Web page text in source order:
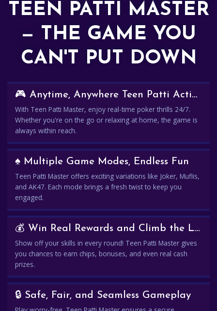
TEEN PATTI MASTER
— THE GAME YOU
CAN'T PUT DOWN
🎮 Anytime, Anywhere Teen Patti Action
With Teen Patti Master, enjoy real-time poker thrills 24/7.
Whether you're on the go or relaxing at home, the game is
always within reach.
♠️ Multiple Game Modes, Endless Fun
Teen Patti Master offers exciting variations like Joker, Muflis,
and AK47. Each mode brings a fresh twist to keep you
engaged.
💰 Win Real Rewards and Climb the Leaderboard
Show off your skills in every round! Teen Patti Master gives
you chances to earn chips, bonuses, and even real cash
prizes.
🔒 Safe, Fair, and Seamless Gameplay